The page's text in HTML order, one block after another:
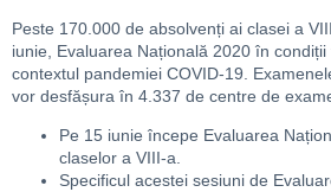
Peste 170.000 de absolvenți ai clasei a
iunie, Evaluarea Națională 2020 în
contextul pandemiei COVID-19.
vor desfășura în 4.337 de centre de
Pe 15 iunie începe Evaluarea
claselor a VIII-a.
Specificul acestei sesiuni de